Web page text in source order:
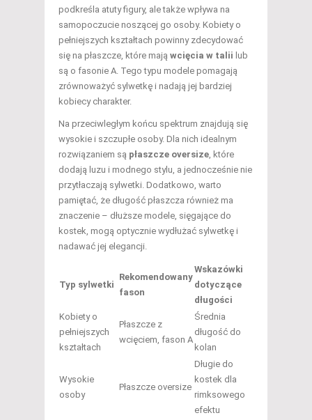
podkreśla atuty figury, ale także wpływa na
samopoczucie noszącej go osoby. Kobiety o
pełniejszych kształtach powinny zdecydować
się na płaszcze, które mają wcięcia w talii lub
są o fasonie A. Tego typu modele pomagają
zrównoważyć sylwetkę i nadają jej bardziej
kobiecy charakter.
Na przeciwległym końcu spektrum znajdują się
wysokie i szczupłe osoby. Dla nich idealnym
rozwiązaniem są płaszcze oversize , które
dodają luzu i modnego stylu, a jednocześnie nie
przytłaczają sylwetki. Dodatkowo, warto
pamiętać, że długość płaszcza również ma
znaczenie – dłuższe modele, sięgające do
kostek, mogą optycznie wydłużać sylwetkę i
nadawać jej elegancji.
Typ sylwetki
Rekomendowany
fason
Wskazówki
dotyczące
długości
Kobiety o
pełniejszych
kształtach
Płaszcze z
wcięciem, fason A
Średnia
długość do
kolan
Wysokie
osoby
Płaszcze oversize
Długie do
kostek dla
rimksowego
efektu